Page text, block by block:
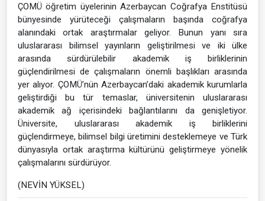
ÇOMÜ öğretim üyelerinin Azerbaycan Coğrafya Enstitüsü
bünyesinde yürüteceği çalışmaların başında coğrafya
alanındaki ortak araştırmalar geliyor. Bunun yanı sıra
uluslararası bilimsel yayınların geliştirilmesi ve iki ülke
arasında sürdürülebilir akademik iş birliklerinin
güçlendirilmesi de çalışmaların önemli başlıkları arasında
yer alıyor. ÇOMÜ’nün Azerbaycan’daki akademik kurumlarla
geliştirdiği bu tür temaslar, üniversitenin uluslararası
akademik ağ içerisindeki bağlantılarını da genişletiyor.
Üniversite, uluslararası akademik iş birliklerini
güçlendirmeye, bilimsel bilgi üretimini desteklemeye ve Türk
dünyasıyla ortak araştırma kültürünü geliştirmeye yönelik
çalışmalarını sürdürüyor.
(NEVİN YÜKSEL)